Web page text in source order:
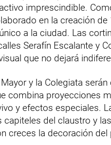
imprescindible.
en la creación de
a la ciudad. Las
Serafín Escalante y
que no dejará
y la Colegiata
combina proyecciones
y efectos especiales.
del claustro y
creces la decoración del